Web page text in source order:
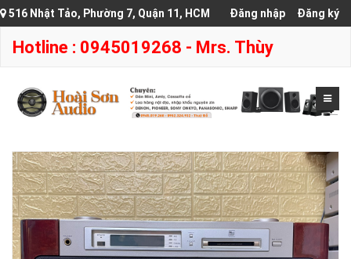
516 Nhật Tảo, Phường 7, Quận 11, HCM Đăng nhập Đăng ký
Hotline : 0945019268 - Mrs. Thùy